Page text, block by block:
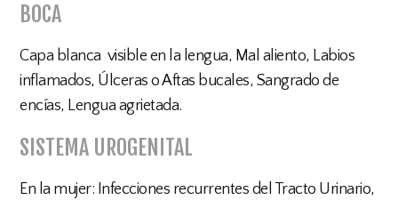
BOCA
Capa blanca visible en la lengua, Mal aliento, Labios
inflamados, Úlceras o Aftas bucales, Sangrado de
encías, Lengua agrietada.
SISTEMA UROGENITAL
En la mujer: Infecciones recurrentes del Tracto Urinario,